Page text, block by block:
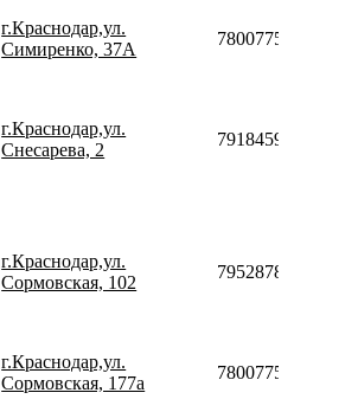
г.Краснодар,ул.
Симиренко, 37А
78007753553
г.Краснодар,ул.
Снесарева, 2
79184591758
г.Краснодар,ул.
Сормовская, 102
79528787677
г.Краснодар,ул.
Сормовская, 177а
78007753553